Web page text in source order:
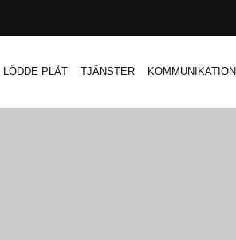
LÖDDE PLÅT TJÄNSTER KOMMUNIKATION